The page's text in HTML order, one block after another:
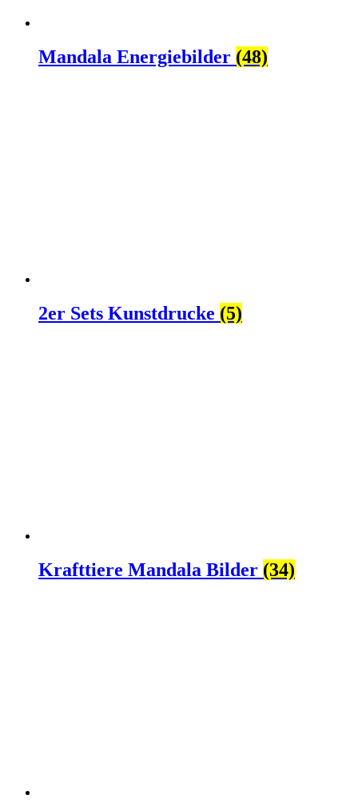
Mandala Energiebilder (48)
2er Sets Kunstdrucke (5)
Krafttiere Mandala Bilder (34)